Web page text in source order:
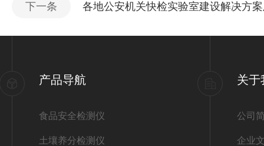
下一条 各地公安机关快检实验室建设解决方
产品导航
食品安全检测仪
土壤养分检测仪
关于
公司
企业